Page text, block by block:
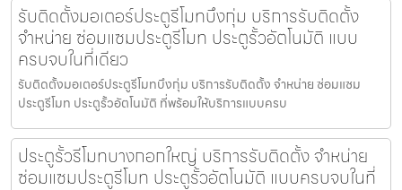
รับติดตั้งมอเตอร์ประตูรีโมทบึงกุ่ม บริการรับติดตั้ง
จำหน่าย ซ่อมแซมประตูรีโมท ประตูรั้วอัตโนมัติ แบบ
ครบจบในที่เดียว
รับติดตั้งมอเตอร์ประตูรีโมทบึงกุ่ม บริการรับติดตั้ง จำหน่าย ซ่อมแซม
ประตูรีโมท ประตูรั้วอัตโนมัติ ที่พร้อมให้บริการแบบครบ
ประตูรั้วรีโมทบางกอกใหญ่ บริการรับติดตั้ง จำหน่าย
ซ่อมแซมประตูรีโมท ประตูรั้วอัตโนมัติ แบบครบจบในที่